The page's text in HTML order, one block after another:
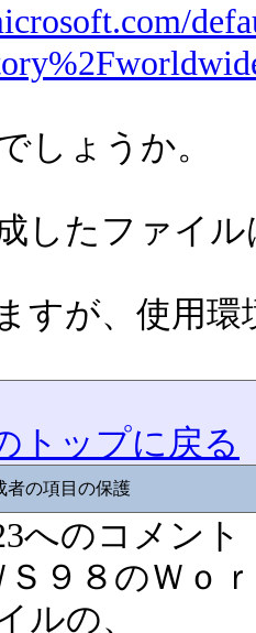
しょうか。
したファイ
すが、使用
トップに戻る
者の項目の保護
へのコメント
９８のＷｏ
ルの、